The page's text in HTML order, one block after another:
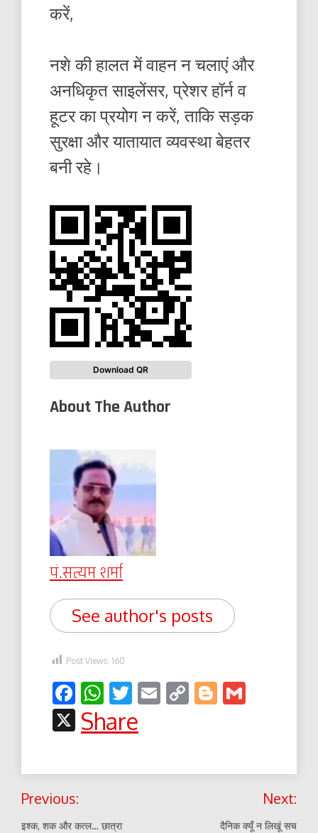
करें,
नशे की हालत में वाहन न चलाएं और
अनधिकृत साइलेंसर, प्रेशर हॉर्न व
हूटर का प्रयोग न करें, ताकि सड़क
सुरक्षा और यातायात व्यवस्था बेहतर
बनी रहे।
Download QR
About The Author
पं.सत्यम शर्मा
See author's posts
Post Views: 160
Facebook
WhatsApp
Twitter
EmailCopyBlogger
X
Share
Post
navigation
Previous:
इश्क, शक और कत्ल… छात्रा
Next:
दैनिक क्यूँ न लिखूं सच